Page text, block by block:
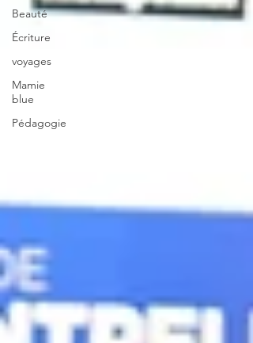
Beauté
Écriture
voyages
Mamie
blue
Pédagogie